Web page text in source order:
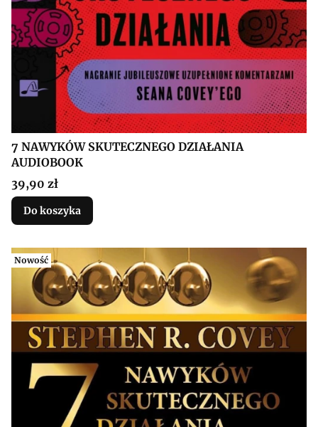
7 NAWYKÓW SKUTECZNEGO DZIAŁANIA
AUDIOBOOK
Cena
39,90 zł
Do koszyka
Nowość